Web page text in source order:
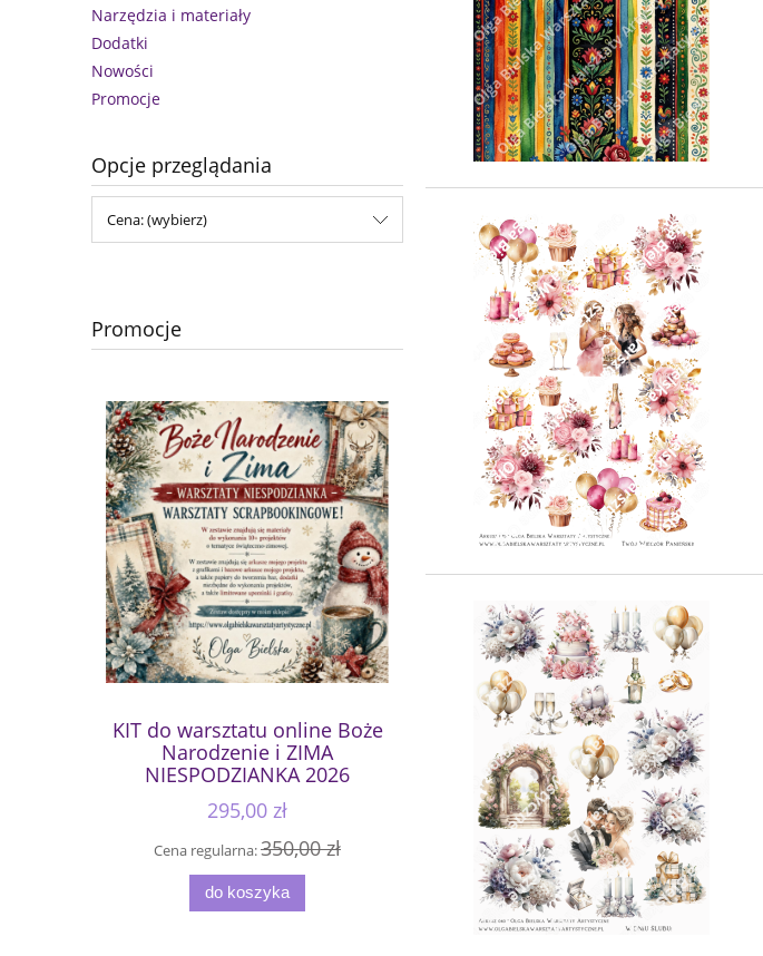
Narzędzia i materiały
Dodatki
Nowości
Promocje
Opcje przeglądania
Cena: (wybierz)
Promocje
KIT do warsztatu online Boże
Narodzenie i ZIMA
NIESPODZIANKA 2026
295,00 zł
Cena regularna:350,00 zł
do koszyka